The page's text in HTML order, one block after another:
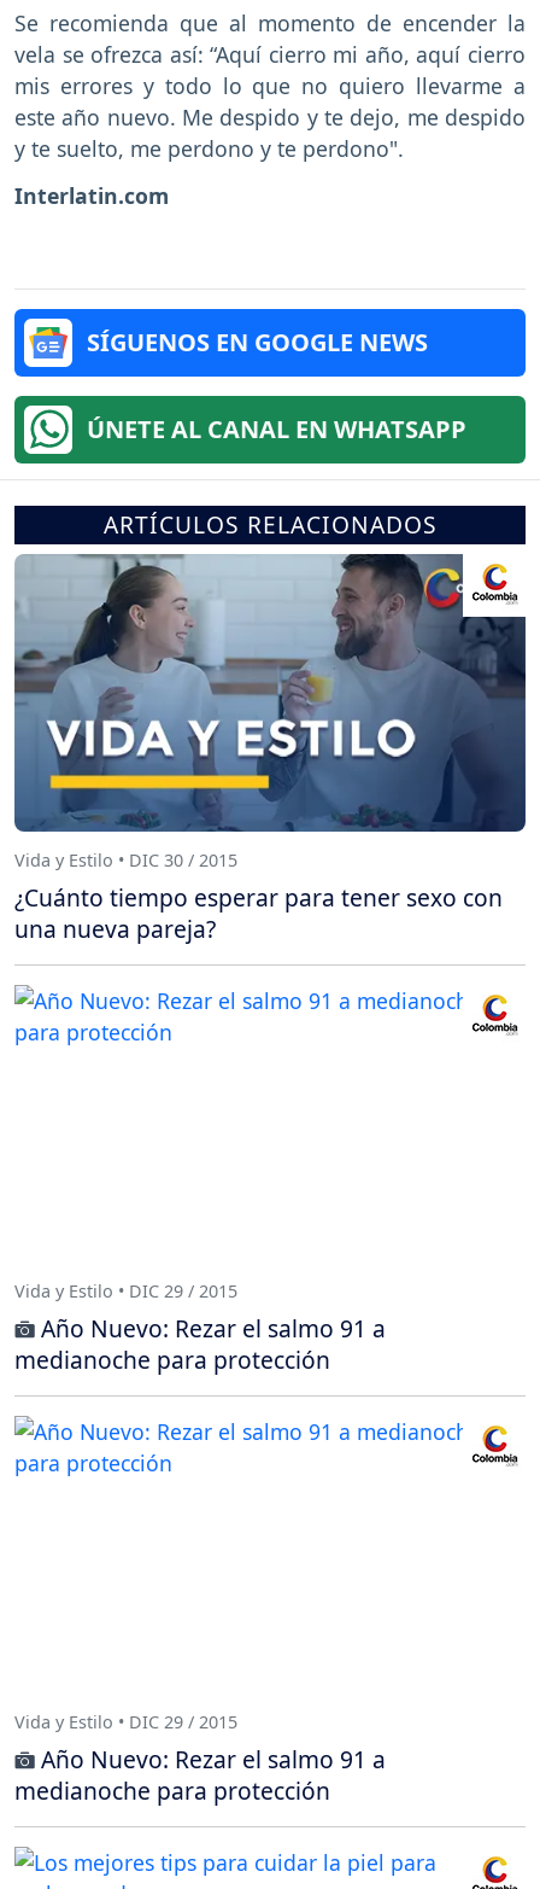
Se recomienda que al momento de encender la
vela se ofrezca así: “Aquí cierro mi año, aquí cierro
mis errores y todo lo que no quiero llevarme a
este año nuevo. Me despido y te dejo, me despido
y te suelto, me perdono y te perdono".
Interlatin.com
SÍGUENOS EN GOOGLE NEWS
ÚNETE AL CANAL EN WHATSAPP
ARTÍCULOS RELACIONADOS
Vida y Estilo • DIC 30 / 2015
¿Cuánto tiempo esperar para tener sexo con
una nueva pareja?
Vida y Estilo • DIC 29 / 2015
Año Nuevo: Rezar el salmo 91 a
medianoche para protección
Vida y Estilo • DIC 29 / 2015
Año Nuevo: Rezar el salmo 91 a
medianoche para protección